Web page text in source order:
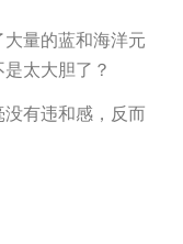
量的蓝和海洋元
太大胆了？
有违和感，反而